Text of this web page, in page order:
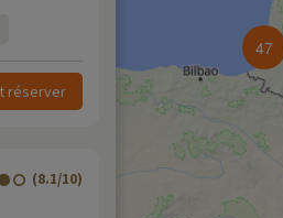
réserver
(8.1/10)
47